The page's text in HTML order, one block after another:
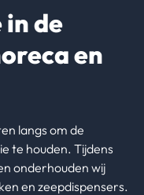
de
en
langs om de
te houden. Tijdens
onderhouden wij
en zeepdispensers.